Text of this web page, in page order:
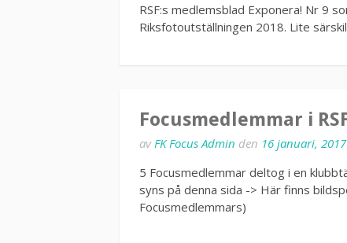
RSF:s medlemsblad Exponera! Nr 9
Riksfotoutställningen 2018. Lite
Focusmedlemmar i
av FK Focus Admin den 16 januari, 2017
5 Focusmedlemmar deltog i en
syns på denna sida -> Här finns
Focusmedlemmars)